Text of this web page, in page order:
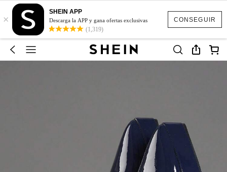
CONSEGUIR
×
SHEIN APP
Descarga la APP y gana ofertas exclusivas
(1,319)